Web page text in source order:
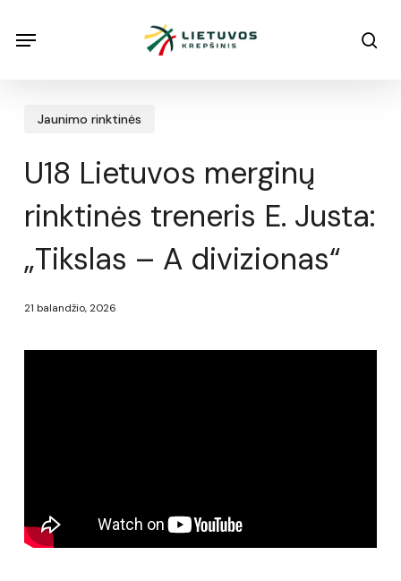
Menu
Jaunimo rinktinės
U18 Lietuvos merginų
rinktinės treneris E. Justa:
„Tikslas – A divizionas“
21 balandžio, 2026